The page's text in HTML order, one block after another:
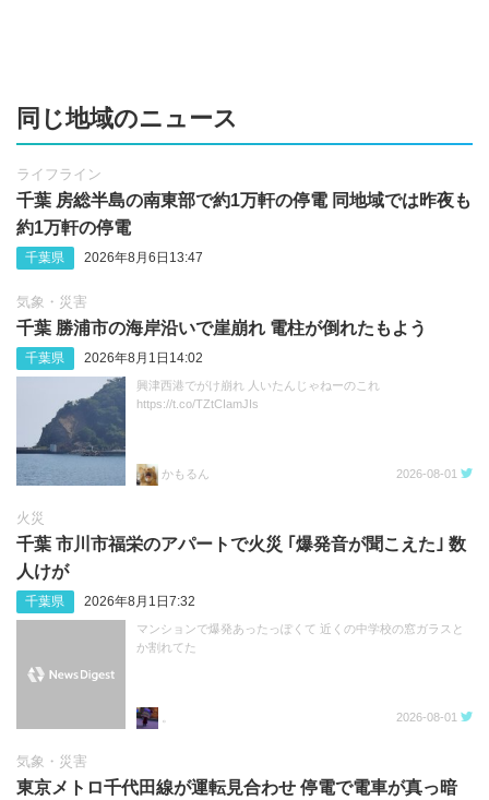
同じ地域のニュース
ライフライン
千葉 房総半島の南東部で約1万軒の停電 同地域では昨夜も
約1万軒の停電
千葉県 2026年8月6日13:47
気象・災害
千葉 勝浦市の海岸沿いで崖崩れ 電柱が倒れたもよう
千葉県 2026年8月1日14:02
興津西港でがけ崩れ 人いたんじゃねーのこれ
https://t.co/TZtCIamJIs
かもるん 2026-08-01
火災
千葉 市川市福栄のアパートで火災 ｢爆発音が聞こえた｣ 数
人けが
千葉県 2026年8月1日7:32
マンションで爆発あったっぽくて 近くの中学校の窓ガラスと
か割れてた
2026-08-01
気象・災害
東京メトロ千代田線が運転見合わせ 停電で電車が真っ暗